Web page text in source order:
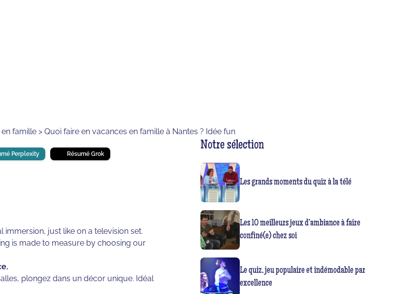
famille > Quoi faire en vacances en famille à Nantes ? Idée fun
Perplexity Résumé Grok
just like on a television set.
is made to measure by choosing our
plongez dans un décor unique. Idéal
Notre sélection
Les grands moments du quiz à la télé
Les 10 meilleurs jeux d’ambiance à faire
confiné(e) chez soi
Le quiz, jeu populaire et indémodable par
excellence